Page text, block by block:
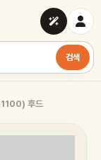
검색
후드